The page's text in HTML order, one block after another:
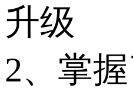
升级
2、掌